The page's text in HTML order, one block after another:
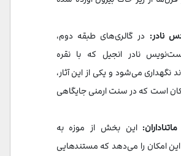
نادر: در گالری‌های طبقه دوم،
نادر انجیل که با نقره
نگهداری می‌شود و یکی از این آثار،
است که در سنت ارمنی جایگاهی
این بخش از موزه به
این امکان را می‌دهد که مستندهایی